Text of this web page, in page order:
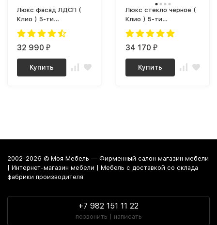
Люкс фасад ЛДСП (
Клио ) 5-ти
секционный Плюс
32 990 ₽
Купить
Люкс стекло черное (
Клио ) 5-ти
секционный Плюс
34 170 ₽
Купить
2002-2026 © Моя Мебель — Фирменный салон магазин мебели
| Интернет-магазин мебели | Мебель с доставкой со склада
фабрики производителя
+7 982 151 11 22
позвонить | написать